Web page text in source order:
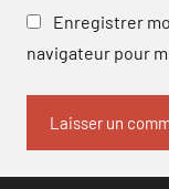
Enregistrer
navigateur pour